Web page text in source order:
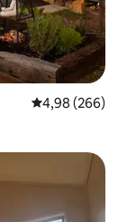
4,98 de uma
4,98 (266)